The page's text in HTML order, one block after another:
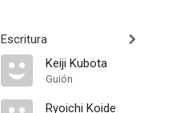
Escritura
Keiji Kubota
Guión
Ryoichi Koide